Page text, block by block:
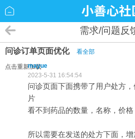
需求/问题反
问诊订单页面优化 看全部
点击重新加载
mayue
2023-5-31 16:54:54
问诊页面下面携带了用户处方
片
看不到药品的数量，名称，价格
所以需要在发送的处方下面，增